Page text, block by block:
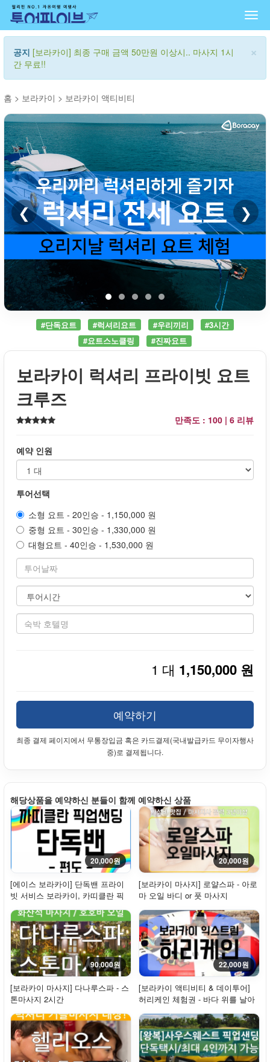
×
공지 [보라카이] 최종 구매 금액 50만원 이상시.. 마사지 1시
간 무료!!
홈 > 보라카이 > 보라카이 액티비티
❮ ❯
#단독요트 #럭셔리요트 #우리끼리
#3시간
#요트스노클링
#진짜요트
보라카이 럭셔리 프라이빗 요트
크루즈
만족도 : 100 | 6 리뷰
예약 인원
투어선택
소형 요트 - 20인승 - 1,150,000 원
중형 요트 - 30인승 - 1,330,000 원
대형요트 - 40인승 - 1,530,000 원
1 대 1,150,000 원
예약하기
최종 결제 페이지에서 무통장입금 혹은 카드결제(국내발급카드 무이자행사
중)로 결제됩니다.
해당상품을 예약하신 분들이 함께 예약하신 상품
20,000원
[에이스 보라카이] 단독밴 프라이
빗 서비스 보라카이, 카띠클란 픽
업 샌딩 [...
20,000원
[보라카이 마사지] 로얄스파 - 아로
마 오일 바디 or 풋 마사지
90,000원
[보라카이 마사지] 다나루스파 - 스
톤마사지 2시간
22,000원
[보라카이 액티비티 & 데이투어]
허리케인 체험권 - 바다 위를 날아
보자!